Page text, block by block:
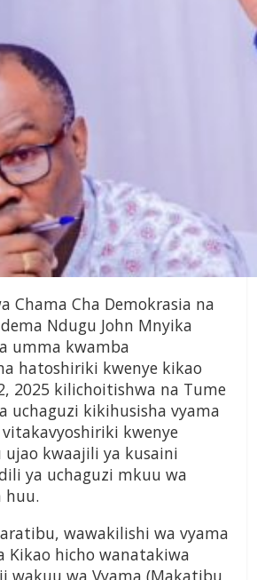
Chama Cha Demokrasia na
Ndugu John Mnyika
umma kwamba
hatoshiriki kwenye kikao
2025 kilichoitishwa na Tume
uchaguzi kikihusisha vyama
kwenye
ujao kwaajili ya kusaini
ya uchaguzi mkuu wa
huu.
wawakilishi wa vyama
Kikao hicho wanatakiwa
wakuu wa Vyama (Makatibu